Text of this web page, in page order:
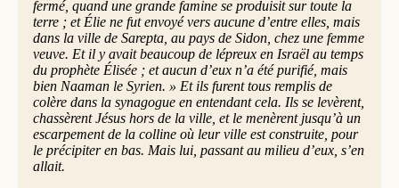
fermé, quand une grande famine se produisit sur toute la
terre ; et Élie ne fut envoyé vers aucune d’entre elles, mais
dans la ville de Sarepta, au pays de Sidon, chez une femme
veuve. Et il y avait beaucoup de lépreux en Israël au temps
du prophète Élisée ; et aucun d’eux n’a été purifié, mais
bien Naaman le Syrien. » Et ils furent tous remplis de
colère dans la synagogue en entendant cela. Ils se levèrent,
chassèrent Jésus hors de la ville, et le menèrent jusqu’à un
escarpement de la colline où leur ville est construite, pour
le précipiter en bas. Mais lui, passant au milieu d’eux, s’en
allait.